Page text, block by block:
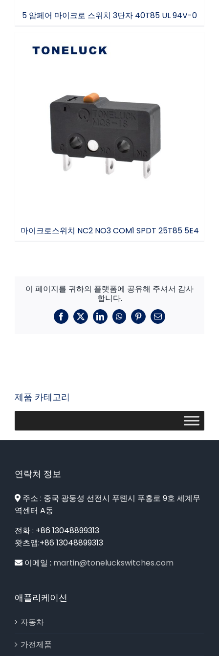
5 암페어 마이크로 스위치 3단자 40T85 UL 94V-0
마이크로스위치 NC2 NO3 COM1 SPDT
25T85 5E4
마이크로스위치 NC2 NO3 COM1 SPDT 25T85 5E4
이 페이지를 귀하의 플랫폼에 공유해 주셔서 감사
합니다.
페
X
링
왓
핀
이
제품 카테고리
연락처 정보
주소 : 중국 광둥성 선전시 푸톈시 푸홍로 9호 세계무
역센터 A동
전화 : +86 13048899313
왓츠앱:+86 13048899313
이메일 : martin@toneluckswitches.com
애플리케이션
자동차
가전제품